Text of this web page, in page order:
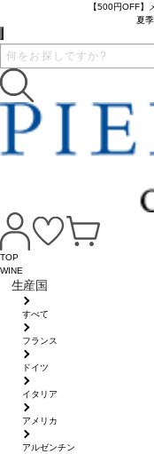
【500円OFF】
夏
TOP
WINE
生産国
すべて
フランス
ドイツ
イタリア
アメリカ
アルゼンチン